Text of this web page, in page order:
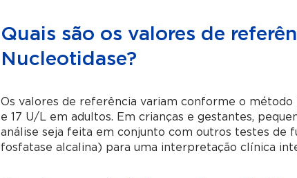
Quais são os valores de
Nucleotidase?
Os valores de referência variam conforme o
e 17 U/L em adultos. Em crianças e gestantes,
análise seja feita em conjunto com outros testes de
fosfatase alcalina) para uma interpretação clínica